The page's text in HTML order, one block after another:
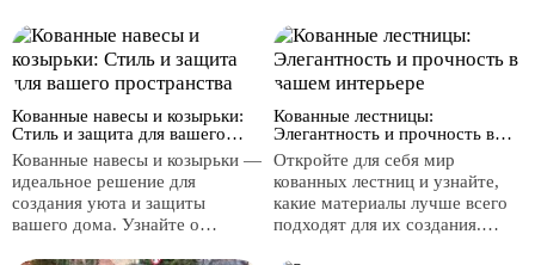
этими изделиями и освоите
техники их комбинирования с
другими материалами для
создания гармоничного
пространства.
навес гармонировал с
архитектурой вашего дома.
Кованные навесы и козырьки:
Стиль и защита для вашего
пространства
Кованные навесы и козырьки —
идеальное решение для
создания уюта и защиты
вашего дома. Узнайте о
Кованные лестницы:
Элегантность и прочность в
вашем интерьере
Откройте для себя мир
кованных лестниц и узнайте,
какие материалы лучше всего
подходят для их создания.